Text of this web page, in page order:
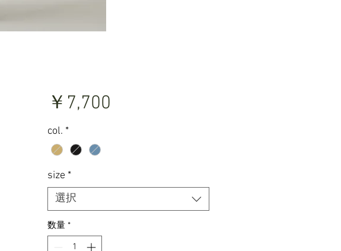
￥7,700
col. *
size *
選択
数量 *